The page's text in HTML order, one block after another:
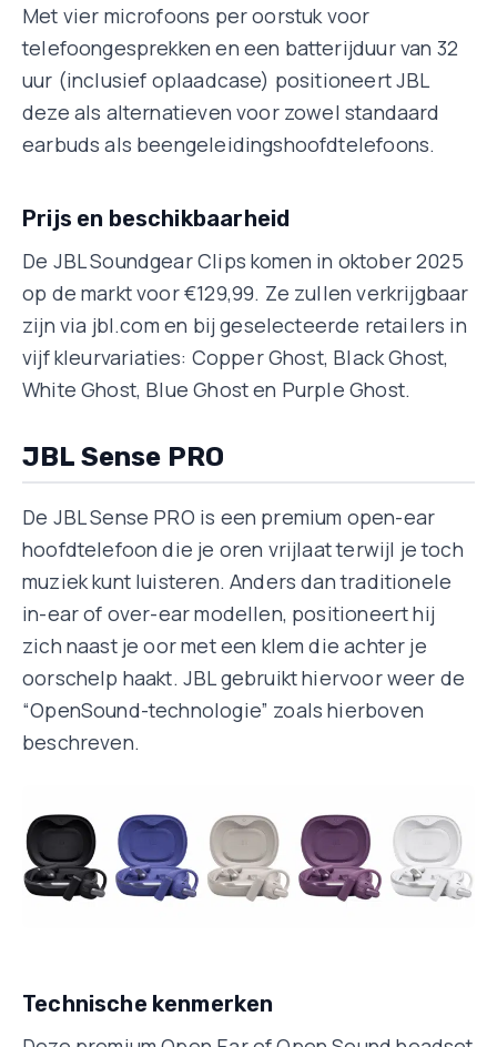
Met vier microfoons per oorstuk voor
telefoongesprekken en een batterijduur van 32
uur (inclusief oplaadcase) positioneert JBL
deze als alternatieven voor zowel standaard
earbuds als beengeleidingshoofdtelefoons.
Prijs en beschikbaarheid
De JBL Soundgear Clips komen in oktober 2025
op de markt voor €129,99. Ze zullen verkrijgbaar
zijn via jbl.com en bij geselecteerde retailers in
vijf kleurvariaties: Copper Ghost, Black Ghost,
White Ghost, Blue Ghost en Purple Ghost.
JBL Sense PRO
De JBL Sense PRO is een premium open-ear
hoofdtelefoon die je oren vrijlaat terwijl je toch
muziek kunt luisteren. Anders dan traditionele
in-ear of over-ear modellen, positioneert hij
zich naast je oor met een klem die achter je
oorschelp haakt. JBL gebruikt hiervoor weer de
“OpenSound-technologie” zoals hierboven
beschreven.
Technische kenmerken